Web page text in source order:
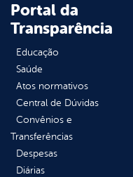
Portal da
Transparência
Educação
Saúde
Atos normativos
Central de Dúvidas
Convênios e
Transferências
Despesas
Diárias